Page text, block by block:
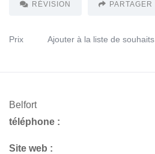
RÉVISION PARTAGER
Prix Ajouter à la liste de souhaits
Belfort
téléphone :
Site web :